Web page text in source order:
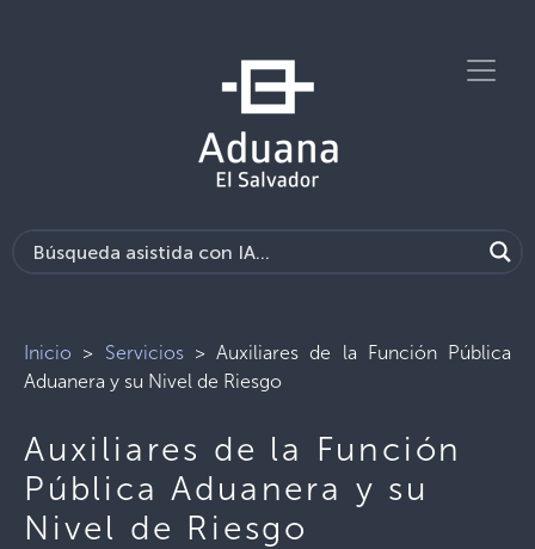
Inicio > Servicios> Auxiliares de la Función Pública
Aduanera y su Nivel de Riesgo
Auxiliares de la Función
Pública Aduanera y su
Nivel de Riesgo